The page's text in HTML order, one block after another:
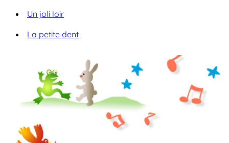
Un joli loir
La petite dent